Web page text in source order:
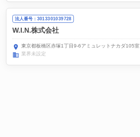
法人番号：3013301039728
W.I.N.株式会社
東京都板橋区赤塚1丁目9-6アミュレットナカダ105室
業界未設定